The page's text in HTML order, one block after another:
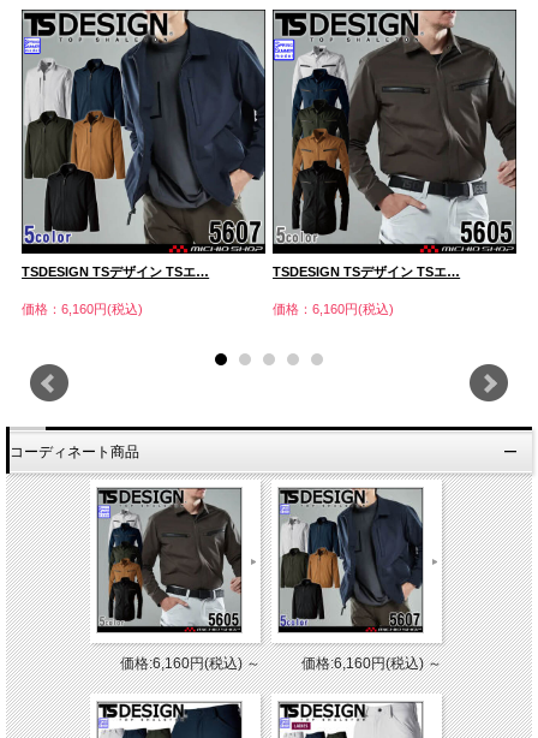
TSDESIGN TSデザイン TSエ…
価格：6,160円(税込)
TSDESIGN TSデザイン TSエ…
価格：6,160円(税込)
コーディネート商品
価格:6,160円(税込)～ 価格:6,160円(税込)～